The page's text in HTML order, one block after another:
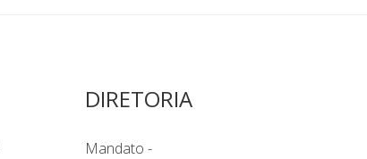
DIRETORIA
Mandato -